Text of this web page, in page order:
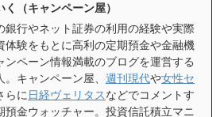
く（キャンペーン屋）
銀行やネット証券の利用の経験や実際
体験をもとに高利の定期預金や金融機
ンペーン情報満載のブログを運営する
。キャンペーン屋、 週刊現代や女性セ
らに 日経ヴェリタスなどでコメントす
預金ウォッチャー。投資信託積立マニ